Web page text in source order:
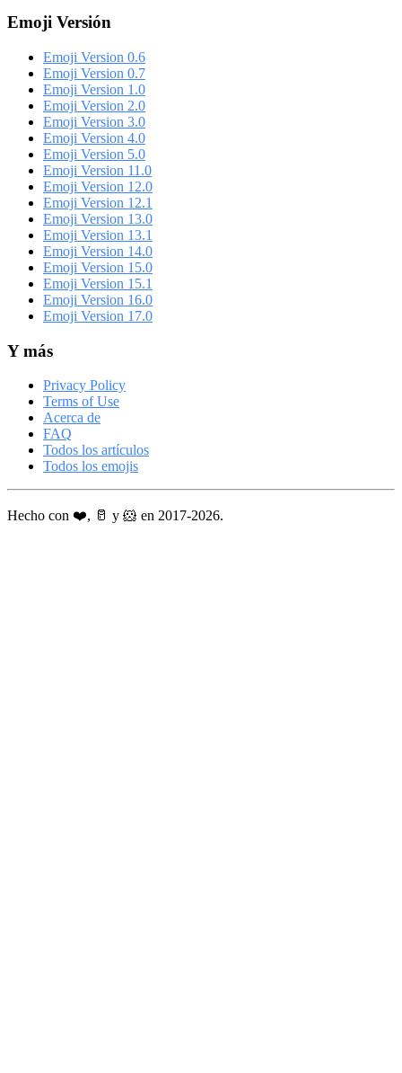
Emoji Versión
Emoji Version 0.6
Emoji Version 0.7
Emoji Version 1.0
Emoji Version 2.0
Emoji Version 3.0
Emoji Version 4.0
Emoji Version 5.0
Emoji Version 11.0
Emoji Version 12.0
Emoji Version 12.1
Emoji Version 13.0
Emoji Version 13.1
Emoji Version 14.0
Emoji Version 15.0
Emoji Version 15.1
Emoji Version 16.0
Emoji Version 17.0
Y más
Privacy Policy
Terms of Use
Acerca de
FAQ
Todos los artículos
Todos los emojis
Hecho con ❤️, 🥛 y 🐹 en 2017-2026.